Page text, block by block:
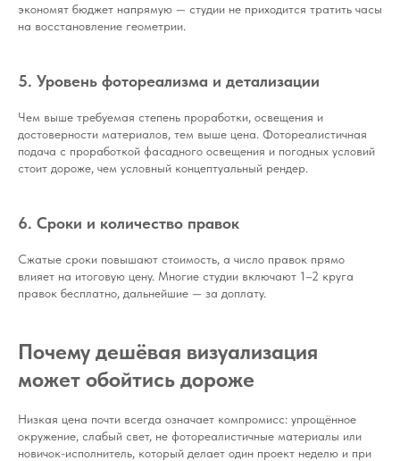
экономят бюджет напрямую — студии не приходится тратить часы
на восстановление геометрии.
5. Уровень фотореализма и детализации
Чем выше требуемая степень проработки, освещения и
достоверности материалов, тем выше цена. Фотореалистичная
подача с проработкой фасадного освещения и погодных условий
стоит дороже, чем условный концептуальный рендер.
6. Сроки и количество правок
Сжатые сроки повышают стоимость, а число правок прямо
влияет на итоговую цену. Многие студии включают 1–2 круга
правок бесплатно, дальнейшие — за доплату.
Почему дешёвая визуализация
может обойтись дороже
Низкая цена почти всегда означает компромисс: упрощённое
окружение, слабый свет, не фотореалистичные материалы или
новичок-исполнитель, который делает один проект неделю и при